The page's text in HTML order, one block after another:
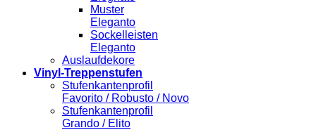
Muster
Eleganto
Sockelleisten
Eleganto
Auslaufdekore
Vinyl-Treppenstufen
Stufenkantenprofil
Favorito / Robusto / Novo
Stufenkantenprofil
Grando / Elito